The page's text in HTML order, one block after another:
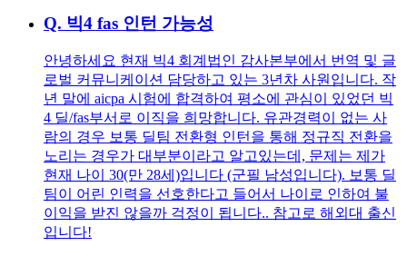
Q. 빅4 fas 인턴 가능성
안녕하세요 현재 빅4 회계법인 감사본부에서 번역 및 글
로벌 커뮤니케이션 담당하고 있는 3년차 사원입니다. 작
년 말에 aicpa 시험에 합격하여 평소에 관심이 있었던 빅
4 딜/fas부서로 이직을 희망합니다. 유관경력이 없는 사
람의 경우 보통 딜팀 전환형 인턴을 통해 정규직 전환을
노리는 경우가 대부분이라고 알고있는데, 문제는 제가
현재 나이 30(만 28세)입니다 (군필 남성입니다). 보통 딜
팀이 어린 인력을 선호한다고 들어서 나이로 인하여 불
이익을 받진 않을까 걱정이 됩니다.. 참고로 해외대 출신
입니다!